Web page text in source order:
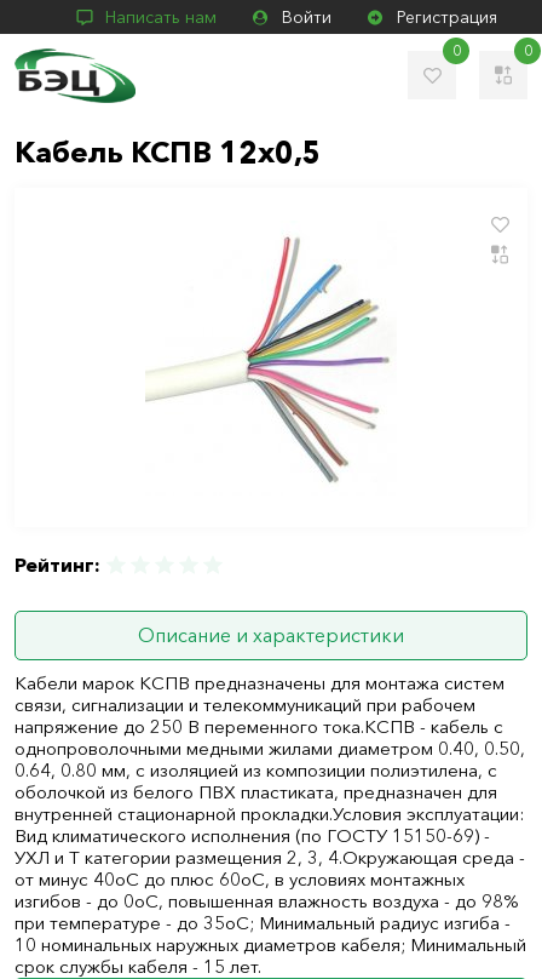
Написать нам Войти Регистрация
0 0
Кабель КСПВ 12х0,5
Рейтинг:
Описание и характеристики
Кабели марок КСПВ предназначены для монтажа систем
связи, сигнализации и телекоммуникаций при рабочем
напряжение до 250 В переменного тока.КСПВ - кабель с
однопроволочными медными жилами диаметром 0.40, 0.50,
0.64, 0.80 мм, с изоляцией из композиции полиэтилена, с
оболочкой из белого ПВХ пластиката, предназначен для
внутренней стационарной прокладки.Условия эксплуатации:
Вид климатического исполнения (по ГОСТУ 15150-69) -
УХЛ и Т категории размещения 2, 3, 4.Окружающая среда -
от минус 40оС до плюс 60оС, в условиях монтажных
изгибов - до 0оС, повышенная влажность воздуха - до 98%
при температуре - до 35оС; Минимальный радиус изгиба -
10 номинальных наружных диаметров кабеля; Минимальный
срок службы кабеля - 15 лет.